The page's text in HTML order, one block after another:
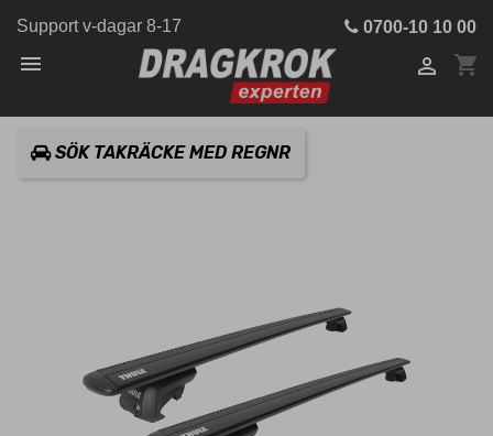
Support v-dagar 8-17 0700-10 10 00
 shopping_cart

SÖK TAKRÄCKE MED REGNR